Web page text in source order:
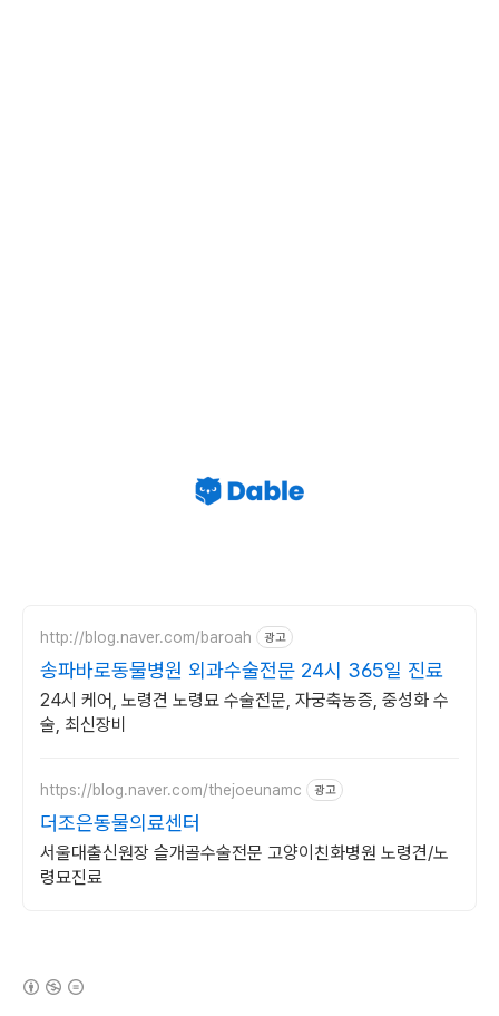
http://blog.naver.com/baroah 광고
송파바로동물병원 외과수술전문 24시 365일 진료
24시 케어, 노령견 노령묘 수술전문, 자궁축농증, 중성화 수
술, 최신장비
https://blog.naver.com/thejoeunamc 광고
더조은동물의료센터
서울대출신원장 슬개골수술전문 고양이친화병원 노령견/노
령묘진료